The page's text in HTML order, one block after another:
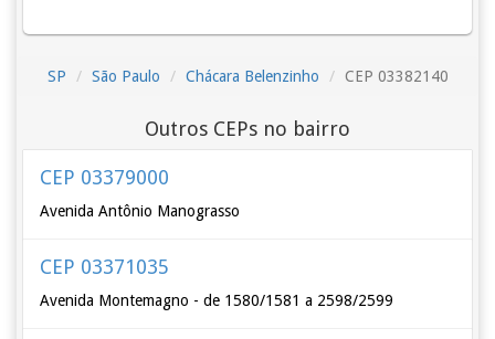
SP São Paulo Chácara Belenzinho CEP 03382140
Outros CEPs no bairro
CEP 03379000
Avenida Antônio Manograsso
CEP 03371035
Avenida Montemagno - de 1580/1581 a 2598/2599